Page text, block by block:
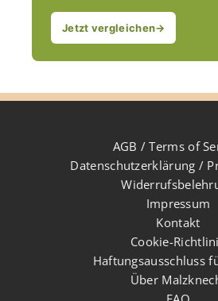
Jetzt vergleichen→
AGB / Terms of
Datenschutzerklärung /
Impressum
Kontakt
Cookie-
Haftungsausschluss
Über